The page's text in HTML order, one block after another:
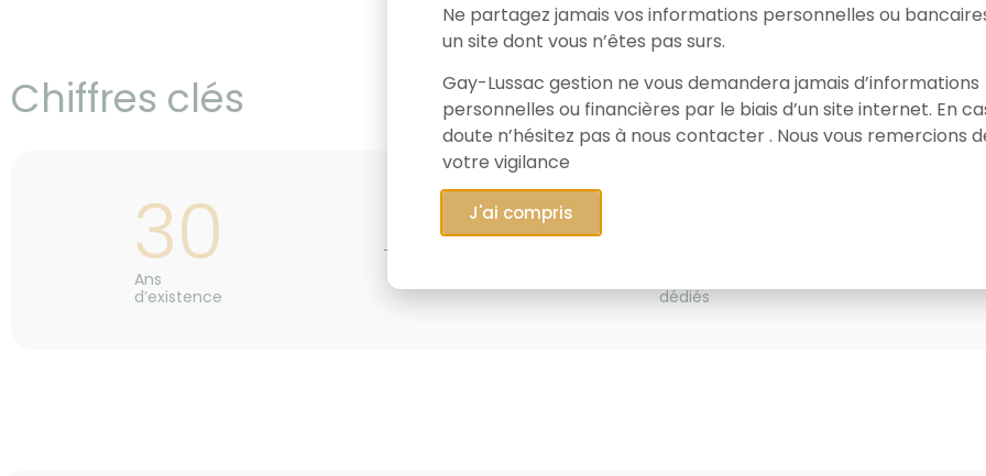
Chiffres clés
Ans
d’existence
30
dédiés
Ne partagez jamais vos informations personnelles ou
un site dont vous n’êtes pas surs.
Gay-Lussac gestion ne vous demandera jamais d’informations
personnelles ou financières par le biais d’un site internet. En
doute n’hésitez pas à nous contacter . Nous vous remercions
votre vigilance
J'ai compris